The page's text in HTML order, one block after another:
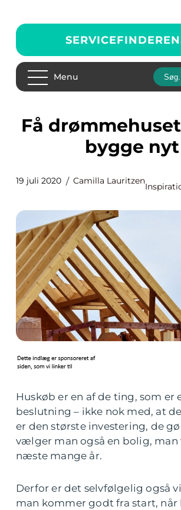
Menu
Få drømmehuset ved at
bygge nyt
19 juli 2020 Camilla Lauritzen
Huskøb er en af de ting, som er
beslutning – ikke nok med, at
er den største investering, de
vælger man også en bolig, man
næste mange år.
Derfor er det selvfølgelig også
man kommer godt fra start, når